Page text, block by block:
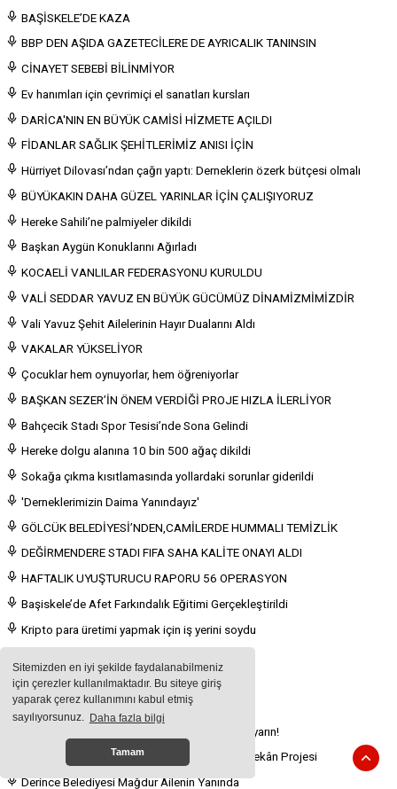
Sitemizden en iyi şekilde faydalanabilmeniz
için çerezler kullanılmaktadır. Bu siteye giriş
yaparak çerez kullanımını kabul etmiş
sayılıyorsunuz. Daha fazla bilgi
Tamam
BAŞİSKELE’DE KAZA
BBP DEN AŞIDA GAZETECİLERE DE AYRICALIK TANINSIN
CİNAYET SEBEBİ BİLİNMİYOR
Ev hanımları için çevrimiçi el sanatları kursları
DARİCA'NIN EN BÜYÜK CAMİSİ HİZMETE AÇILDI
FİDANLAR SAĞLIK ŞEHİTLERİMİZ ANISI İÇİN
Hürriyet Dilovası’ndan çağrı yaptı: Derneklerin özerk bütçesi olmalı
BÜYÜKAKIN DAHA GÜZEL YARINLAR İÇİN ÇALIŞIYORUZ
Hereke Sahili’ne palmiyeler dikildi
Başkan Aygün Konuklarını Ağırladı
KOCAELİ VANLILAR FEDERASYONU KURULDU
VALİ SEDDAR YAVUZ EN BÜYÜK GÜCÜMÜZ DİNAMİZMİMİZDİR
Vali Yavuz Şehit Ailelerinin Hayır Dualarını Aldı
VAKALAR YÜKSELİYOR
Çocuklar hem oynuyorlar, hem öğreniyorlar
BAŞKAN SEZER’İN ÖNEM VERDİĞİ PROJE HIZLA İLERLİYOR
Bahçecik Stadı Spor Tesisi’nde Sona Gelindi
Hereke dolgu alanına 10 bin 500 ağaç dikildi
Sokağa çıkma kısıtlamasında yollardaki sorunlar giderildi
'Derneklerimizin Daima Yanındayız'
GÖLCÜK BELEDİYESİ’NDEN,CAMİLERDE HUMMALI TEMİZLİK
DEĞİRMENDERE STADI FIFA SAHA KALİTE ONAYI ALDI
HAFTALIK UYUŞTURUCU RAPORU 56 OPERASYON
Başiskele’de Afet Farkındalık Eğitimi Gerçekleştirildi
Kripto para üretimi yapmak için iş yerini soydu
DOĞA SPORLARININ BAŞKENTİ KOCAELİ
SAMET ENGEL TANIMIYOR
Vergi borcu yapılandırma taksiti için son gün yarın!
Büyükşehir’den 65 yaş ve üzeri için Tedbir-i Mekân Projesi
Derince Belediyesi Mağdur Ailenin Yanında